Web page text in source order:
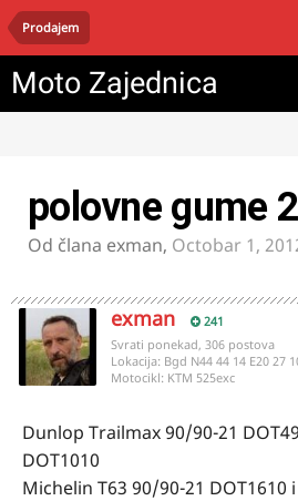
Prodajem
Moto Zajednica
polovne gume
Od člana exman, Octobar 1,
exman 241
Svrati ponekad, 306 postova
Lokacija: Bgd N44 44 14 E20 27
Motocikl: KTM 525exc
Dunlop Trailmax 90/90-21
DOT1010
Michelin T63 90/90-21 DOT1610